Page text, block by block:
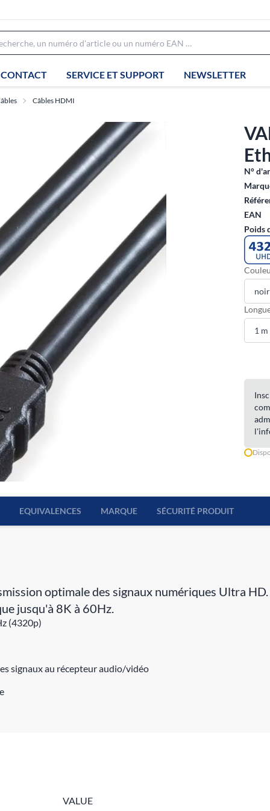
CONTACT SERVICE ET SUPPORT NEWSLETTER
Câbles HDMI
N°
EAN
Poids
EQUIVALENCES MARQUE SÉCURITÉ PRODUIT
optimale des signaux numériques Ultra HD.
jusqu'à 8K à 60Hz.
(4320p)
signaux au récepteur audio/vidéo
VALUE